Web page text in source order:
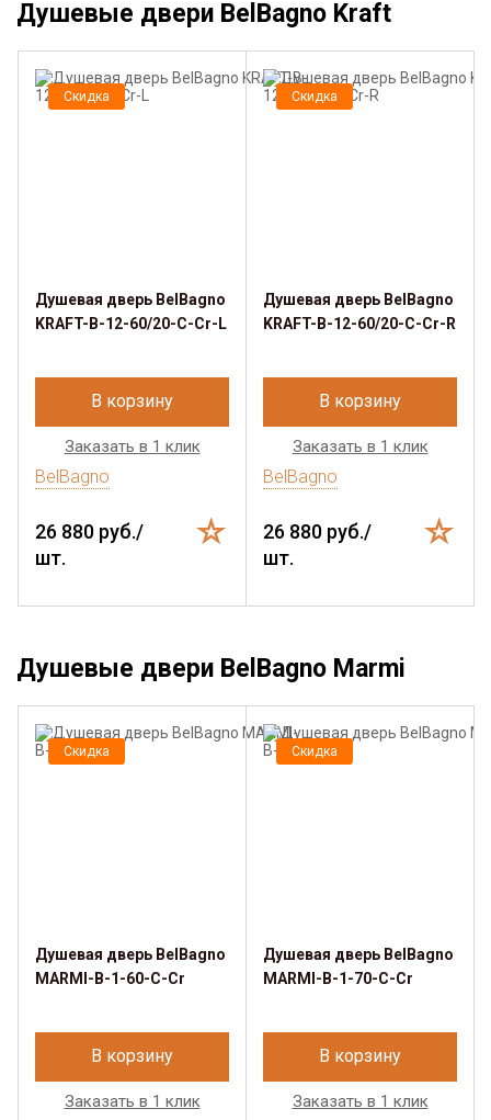
Душевые двери BelBagno Kraft
Скидка
Душевая дверь BelBagno
KRAFT-B-12-60/20-C-Cr-L
В корзину
Заказать в 1 клик
BelBagno
26 880 руб./
шт.
Скидка
Душевая дверь BelBagno
KRAFT-B-12-60/20-C-Cr-R
В корзину
Заказать в 1 клик
BelBagno
26 880 руб./
шт.
Душевые двери BelBagno Marmi
Скидка
Душевая дверь BelBagno
MARMI-B-1-60-C-Cr
В корзину
Заказать в 1 клик
Скидка
Душевая дверь BelBagno
MARMI-B-1-70-C-Cr
В корзину
Заказать в 1 клик